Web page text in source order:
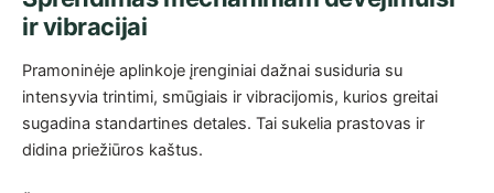
ir vibracijai
Pramoninėje aplinkoje įrenginiai dažnai susiduria su
intensyvia trintimi, smūgiais ir vibracijomis, kurios greitai
sugadina standartines detales. Tai sukelia prastovas ir
didina priežiūros kaštus.